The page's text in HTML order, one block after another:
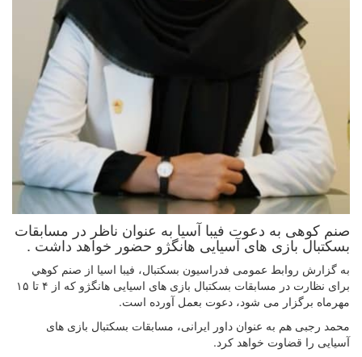
صنم کوهی به دعوت فیبا آسیا به عنوان ناظر در مسابقات
بسکتبال بازی های آسیایی هانگژو حضور خواهد داشت .
به گزارش روابط عمومی فدراسیون بسکتبال، فیبا اسیا از صنم كوهي
برای نظارت در مسابقات بسکتبال بازی های اسیایی هانگژو که از ۴ تا ۱۵
مهرماه برگزار می شود، دعوت بعمل آورده است.
محمد رجبی هم به عنوان داور ایرانی، مسابقات بسکتبال بازی های
آسیایی را قضاوت خواهد کرد.